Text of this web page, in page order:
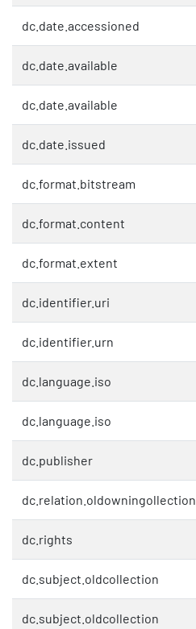
dc.date.accessioned
dc.date.available
dc.date.available
dc.date.issued
dc.format.bitstream
dc.format.content
dc.format.extent
dc.identifier.uri
dc.identifier.urn
dc.language.iso
dc.language.iso
dc.publisher
dc.relation.oldowningollection
dc.rights
dc.subject.oldcollection
dc.subject.oldcollection